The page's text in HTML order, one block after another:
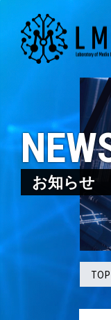
お知らせ
TOP